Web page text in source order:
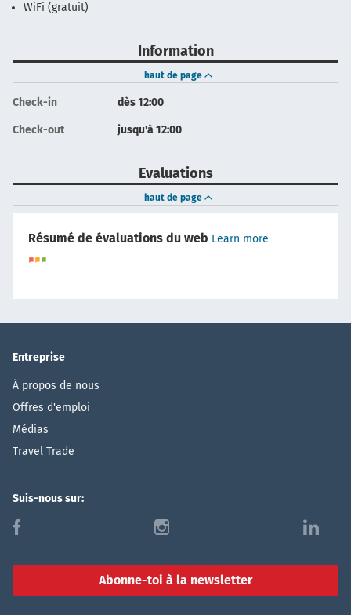
WiFi (gratuit)
Information
haut de page
Check-in dès 12:00
Check-out jusqu'à 12:00
Evaluations
haut de page
Résumé de évaluations du web Learn more
Entreprise
À propos de nous
Offres d'emploi
Médias
Travel Trade
Suis-nous sur:
f i l
Abonne-toi à la newsletter